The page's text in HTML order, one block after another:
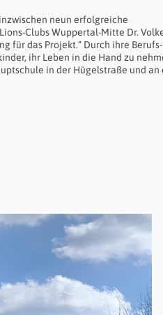
neun erfolgreiche
Clubs Wuppertal-Mitte Dr.
für das Projekt.“ Durch ihre Berufs-
ihr Leben in die Hand zu
in der Hügelstraße und an